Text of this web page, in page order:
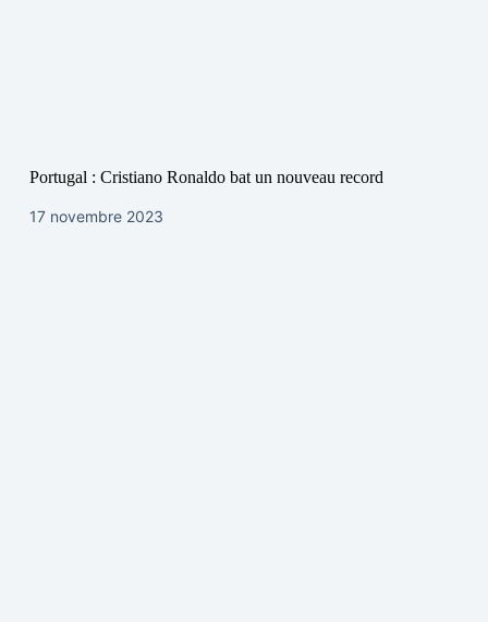
Portugal : Cristiano Ronaldo bat un nouveau record
17 novembre 2023